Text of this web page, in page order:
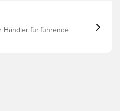
Händler für führende